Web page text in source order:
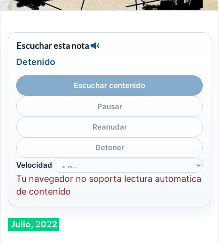
Escuchar esta nota
Detenido
Escuchar contenido
Pausar
Reanudar
Detener
Velocidad
Tu navegador no soporta lectura automatica
de contenido
Julio, 2022